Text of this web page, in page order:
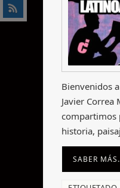
Bienvenidos
Javier Correa
compartimos
historia,
SABER